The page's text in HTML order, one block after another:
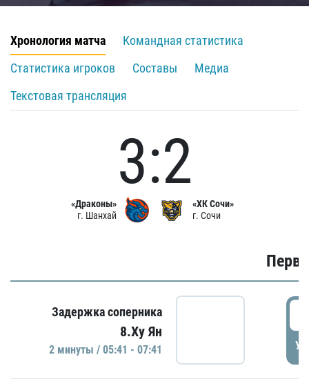
Хронология матча
Командная статистика
Статистика игроков
Составы
Медиа
Текстовая трансляция
«Драконы»
г. Шанхай
3:2
«ХК Сочи»
г. Сочи
Задержка соперника
8.Ху Ян
2 минуты / 05:41 - 07:41